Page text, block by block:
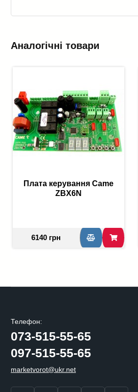
Аналогічні товари
Плата керування Came
ZBX6N
6140 грн
Телефон:
073-515-55-65
097-515-55-65
marketvorot@ukr.net